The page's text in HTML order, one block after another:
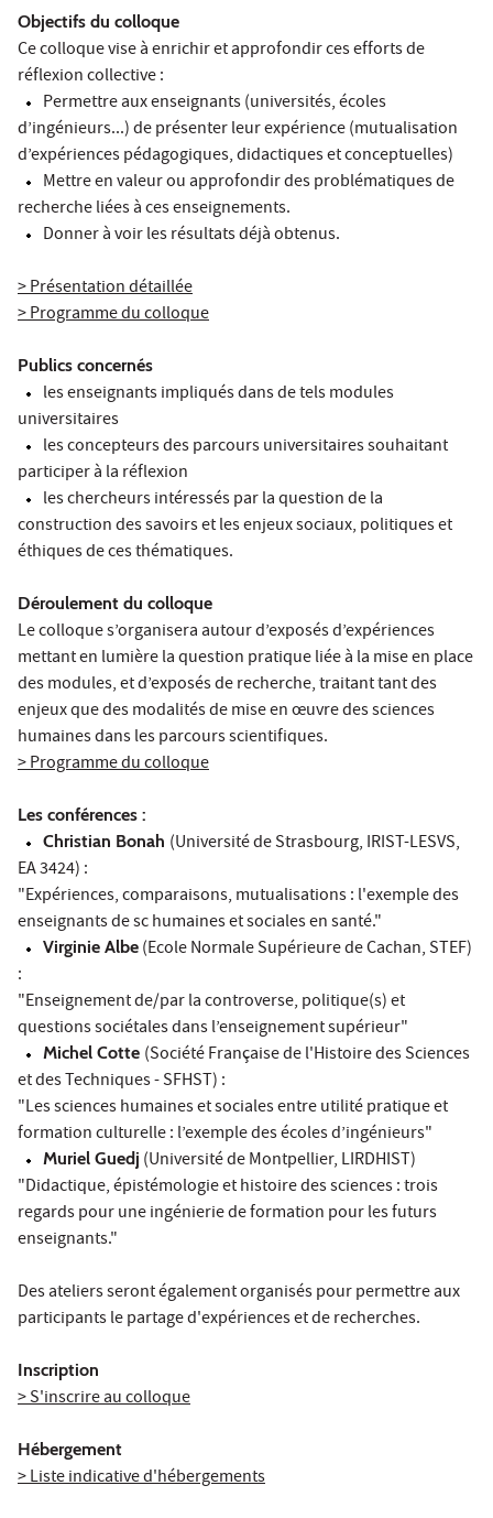
Objectifs du colloque
Ce colloque vise à enrichir et approfondir ces efforts de
réflexion collective :
Permettre aux enseignants (universités, écoles
d’ingénieurs...) de présenter leur expérience (mutualisation
d’expériences pédagogiques, didactiques et conceptuelles)
Mettre en valeur ou approfondir des problématiques de
recherche liées à ces enseignements.
Donner à voir les résultats déjà obtenus.
> Présentation détaillée
> Programme du colloque
Publics concernés
les enseignants impliqués dans de tels modules
universitaires
les concepteurs des parcours universitaires souhaitant
participer à la réflexion
les chercheurs intéressés par la question de la
construction des savoirs et les enjeux sociaux, politiques et
éthiques de ces thématiques.
Déroulement du colloque
Le colloque s’organisera autour d’exposés d’expériences
mettant en lumière la question pratique liée à la mise en place
des modules, et d’exposés de recherche, traitant tant des
enjeux que des modalités de mise en œuvre des sciences
humaines dans les parcours scientifiques.
> Programme du colloque
Les conférences :
Christian Bonah (Université de Strasbourg, IRIST-LESVS,
EA 3424) :
"Expériences, comparaisons, mutualisations : l'exemple des
enseignants de sc humaines et sociales en santé."
Virginie Albe (Ecole Normale Supérieure de Cachan, STEF)
:
"Enseignement de/par la controverse, politique(s) et
questions sociétales dans l’enseignement supérieur"
Michel Cotte (Société Française de l'Histoire des Sciences
et des Techniques - SFHST) :
"Les sciences humaines et sociales entre utilité pratique et
formation culturelle : l’exemple des écoles d’ingénieurs"
Muriel Guedj (Université de Montpellier, LIRDHIST)
"Didactique, épistémologie et histoire des sciences : trois
regards pour une ingénierie de formation pour les futurs
enseignants."
Des ateliers seront également organisés pour permettre aux
participants le partage d'expériences et de recherches.
Inscription
> S'inscrire au colloque
Hébergement
> Liste indicative d'hébergements